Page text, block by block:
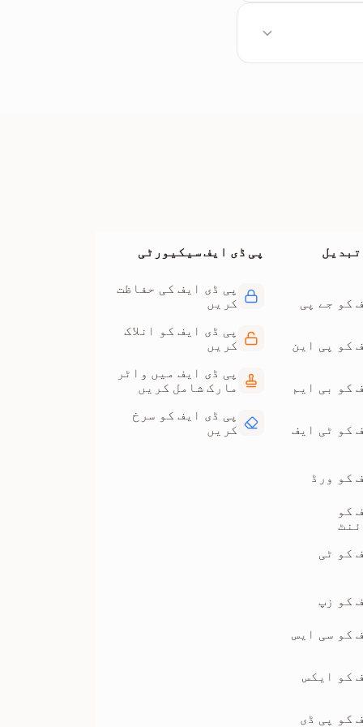
تبدیل
کو جے پی
کو پی این
کو بی ایم
کو ٹی ایف
کو ورڈ
کو
کو ٹی
کو زپ
کو سی ایس
کو ایکس
کو پی ڈی
پی ڈی ایف سیکیورٹی
پی ڈی ایف کی حفاظت
کریں
پی ڈی ایف کو انلاک
کریں
پی ڈی ایف میں واٹر
مارک شامل کریں
پی ڈی ایف کو سرخ
کریں